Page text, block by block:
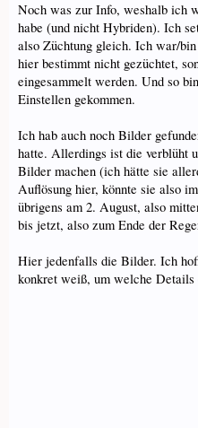
Noch was zur Info, weshalb ich
habe (und nicht Hybriden). Ich
also Züchtung gleich. Ich war/
hier bestimmt nicht gezüchtet,
eingesammelt werden. Und so
Einstellen gekommen.
Ich hab auch noch Bilder
hatte. Allerdings ist die verblüht
Bilder machen (ich hätte sie
Auflösung hier, könnte sie also
übrigens am 2. August, also
bis jetzt, also zum Ende der
Hier jedenfalls die Bilder. Ich
konkret weiß, um welche Details